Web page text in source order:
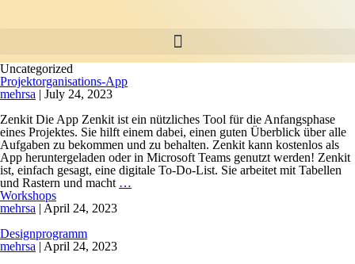
Uncategorized
Projektorganisations-App
mehrsa | July 24, 2023
Zenkit Die App Zenkit ist ein nützliches Tool für die Anfangsphase
eines Projektes. Sie hilft einem dabei, einen guten Überblick über alle
Aufgaben zu bekommen und zu behalten. Zenkit kann kostenlos als
App heruntergeladen oder in Microsoft Teams genutzt werden! Zenkit
ist, einfach gesagt, eine digitale To-Do-List. Sie arbeitet mit Tabellen
und Rastern und macht …
Workshops
mehrsa | April 24, 2023
Designprogramm
mehrsa | April 24, 2023